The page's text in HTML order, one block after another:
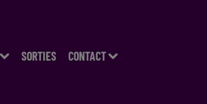
SORTIES CONTACT